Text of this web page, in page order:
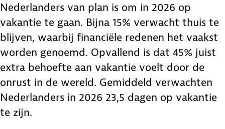
Nederlanders van plan is om in 2026 op
vakantie te gaan. Bijna 15% verwacht thuis te
blijven, waarbij financiële redenen het vaakst
worden genoemd. Opvallend is dat 45% juist
extra behoefte aan vakantie voelt door de
onrust in de wereld. Gemiddeld verwachten
Nederlanders in 2026 23,5 dagen op vakantie
te zijn.